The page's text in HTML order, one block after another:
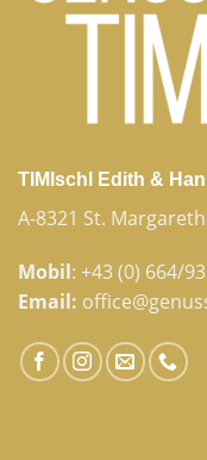
TIMIschl Edith &
A-8321 St.
Mobil: +43 (0) 664/
Email: